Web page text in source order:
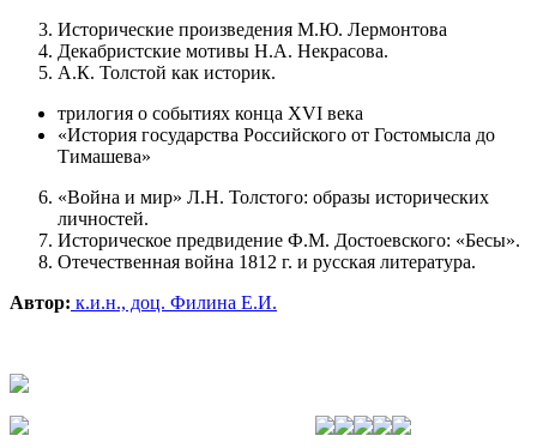
Исторические произведения М.Ю. Лермонтова
Декабристские мотивы Н.А. Некрасова.
А.К. Толстой как историк.
трилогия о событиях конца XVI века
«История государства Российского от Гостомысла до
Тимашева»
«Война и мир» Л.Н. Толстого: образы исторических
личностей.
Историческое предвидение Ф.М. Достоевского: «Бесы».
Отечественная война 1812 г. и русская литература.
Автор: к.и.н., доц. Филина Е.И.